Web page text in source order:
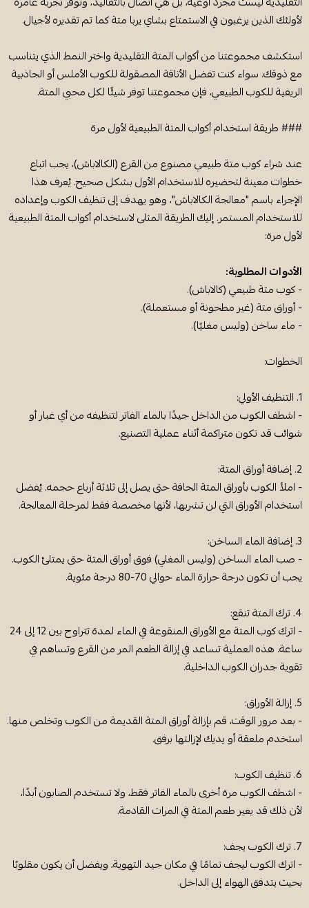
لأولئك الذين يرغبون في الاستمتاع بشاي يربا متة كما تم تقديره لأجيال.
استكشف مجموعتنا من أكواب المتة التقليدية واختر النمط الذي يتناسب
مع ذوقك. سواء كنت تفضل الأناقة المصقولة للكوب الأملس أو الجاذبية
الريفية للكوب الطبيعي، فإن مجموعتنا توفر شيئًا لكل محبي المتة.
### طريقة استخدام أكواب المتة الطبيعية لأول مرة
عند شراء كوب متة طبيعي مصنوع من القرع (الكالاباش)، يجب اتباع
خطوات معينة لتحضيره للاستخدام الأول بشكل صحيح. يُعرف هذا
الإجراء باسم "معالجة الكالاباش"، وهو يهدف إلى تنظيف الكوب وإعداده
للاستخدام المستمر. إليك الطريقة المثلى لاستخدام أكواب المتة الطبيعية
لأول مرة:
الأدوات المطلوبة:
- كوب متة طبيعي (كالاباش).
- أوراق متة (غير مطحونة أو مستعملة).
- ماء ساخن (وليس مغليًا).
الخطوات:
1. التنظيف الأولي:
- اشطف الكوب من الداخل جيدًا بالماء الفاتر لتنظيفه من أي غبار أو
شوائب قد تكون متراكمة أثناء عملية التصنيع.
2. إضافة أوراق المتة:
- املأ الكوب بأوراق المتة الجافة حتى يصل إلى ثلاثة أرباع حجمه. يُفضل
استخدام الأوراق التي لن تشربها، لأنها مخصصة فقط لمرحلة المعالجة.
3. إضافة الماء الساخن:
- صب الماء الساخن (وليس المغلي) فوق أوراق المتة حتى يمتلئ الكوب.
يجب أن تكون درجة حرارة الماء حوالي 70-80 درجة مئوية.
4. ترك المتة تنقع:
- اترك كوب المتة مع الأوراق المنقوعة في الماء لمدة تتراوح بين 12 إلى 24
ساعة. هذه العملية تساعد في إزالة الطعم المر من القرع وتساهم في
تقوية جدران الكوب الداخلية.
5. إزالة الأوراق:
- بعد مرور الوقت، قم بإزالة أوراق المتة القديمة من الكوب وتخلص منها.
استخدم ملعقة أو يديك لإزالتها برفق.
6. تنظيف الكوب:
- اشطف الكوب مرة أخرى بالماء الفاتر فقط، ولا تستخدم الصابون أبدًا،
لأن ذلك قد يغير طعم المتة في المرات القادمة.
7. ترك الكوب يجف:
- اترك الكوب ليجف تمامًا في مكان جيد التهوية، ويفضل أن يكون مقلوبًا
بحيث يتدفق الهواء إلى الداخل.